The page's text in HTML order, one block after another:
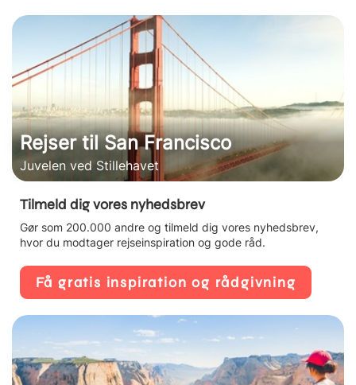
Rejser til San Francisco
Juvelen ved Stillehavet
Tilmeld dig vores nyhedsbrev
Gør som 200.000 andre og tilmeld dig vores nyhedsbrev,
hvor du modtager rejseinspiration og gode råd.
Få gratis inspiration og rådgivning